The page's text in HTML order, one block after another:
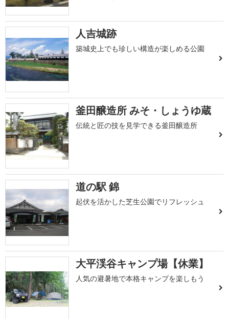
人吉城跡
築城史上でも珍しい構造が楽しめる公園
釜田醸造所 みそ・しょうゆ蔵
伝統と匠の技を見学できる釜田醸造所
道の駅 錦
起伏を活かした芝生公園でリフレッシュ
大平渓谷キャンプ場【休業】
人気の避暑地で本格キャンプを楽しもう